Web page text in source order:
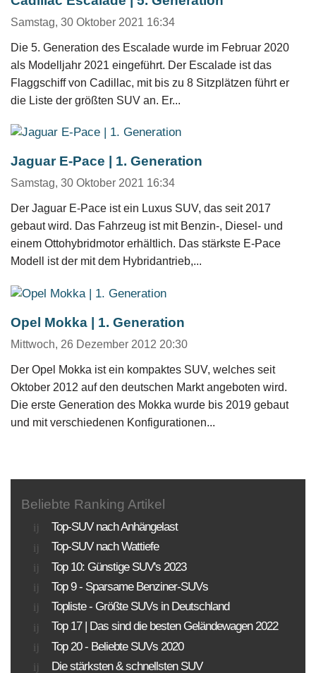
Samstag, 30 Oktober 2021 16:34
Die 5. Generation des Escalade wurde im Februar 2020
als Modelljahr 2021 eingeführt. Der Escalade ist das
Flaggschiff von Cadillac, mit bis zu 8 Sitzplätzen führt er
die Liste der größten SUV an. Er...
Jaguar E-Pace | 1. Generation
Samstag, 30 Oktober 2021 16:34
Der Jaguar E-Pace ist ein Luxus SUV, das seit 2017
gebaut wird. Das Fahrzeug ist mit Benzin-, Diesel- und
einem Ottohybridmotor erhältlich. Das stärkste E-Pace
Modell ist der mit dem Hybridantrieb,...
Opel Mokka | 1. Generation
Mittwoch, 26 Dezember 2012 20:30
Der Opel Mokka ist ein kompaktes SUV, welches seit
Oktober 2012 auf den deutschen Markt angeboten wird.
Die erste Generation des Mokka wurde bis 2019 gebaut
und mit verschiedenen Konfigurationen...
Beliebte Ranking Artikel
Top-SUV nach Anhängelast
Top-SUV nach Wattiefe
Top 10: Günstige SUV's 2023
Top 9 - Sparsame Benziner-SUVs
Topliste - Größte SUVs in Deutschland
Top 17 | Das sind die besten Geländewagen 2022
Top 20 - Beliebte SUVs 2020
Die stärksten & schnellsten SUV